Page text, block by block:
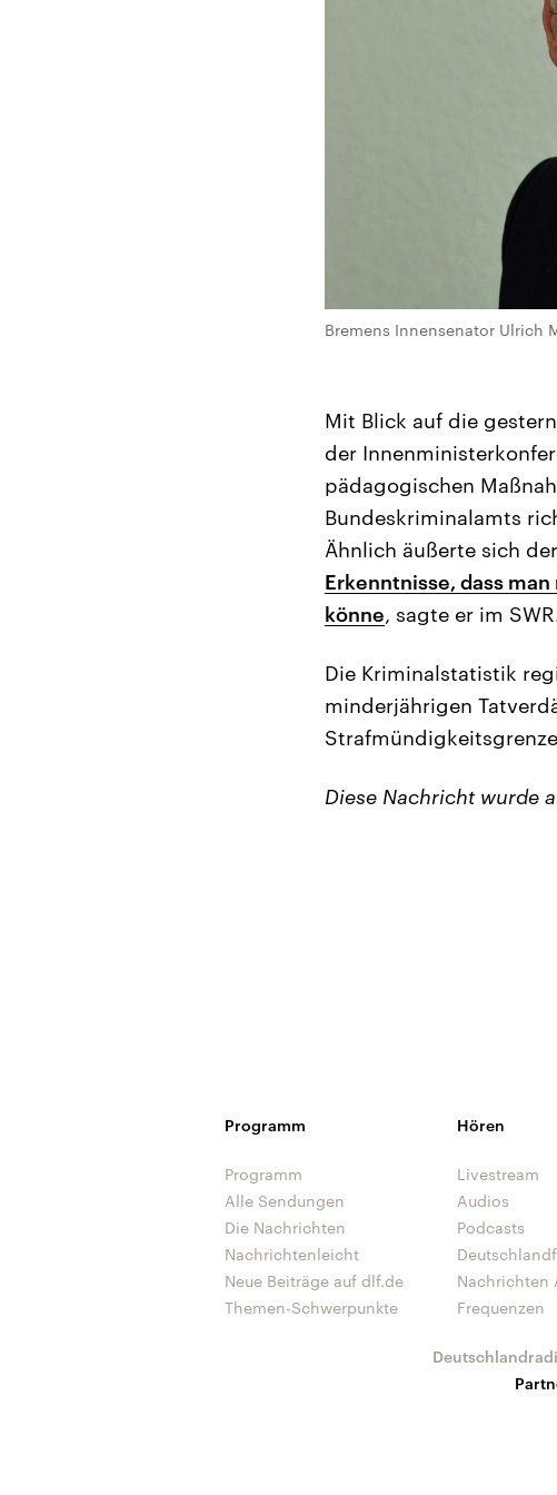
Bremens Innensenator Ulrich
Mit Blick auf die
der
pädagogischen
Bundeskriminalamts
Ähnlich äußerte sich
Erkenntnisse, dass
könne, sagte er im
Die Kriminalstatistik
minderjährigen
Strafmündigkeitsgrenze
Diese Nachricht wurde
Programm
Programm
Alle Sendungen
Die Nachrichten
Nachrichtenleicht
Neue Beiträge auf dlf.de
Themen-Schwerpunkte
Hören
Livestream
Audios
Podcasts
Nachrichten
Frequenzen